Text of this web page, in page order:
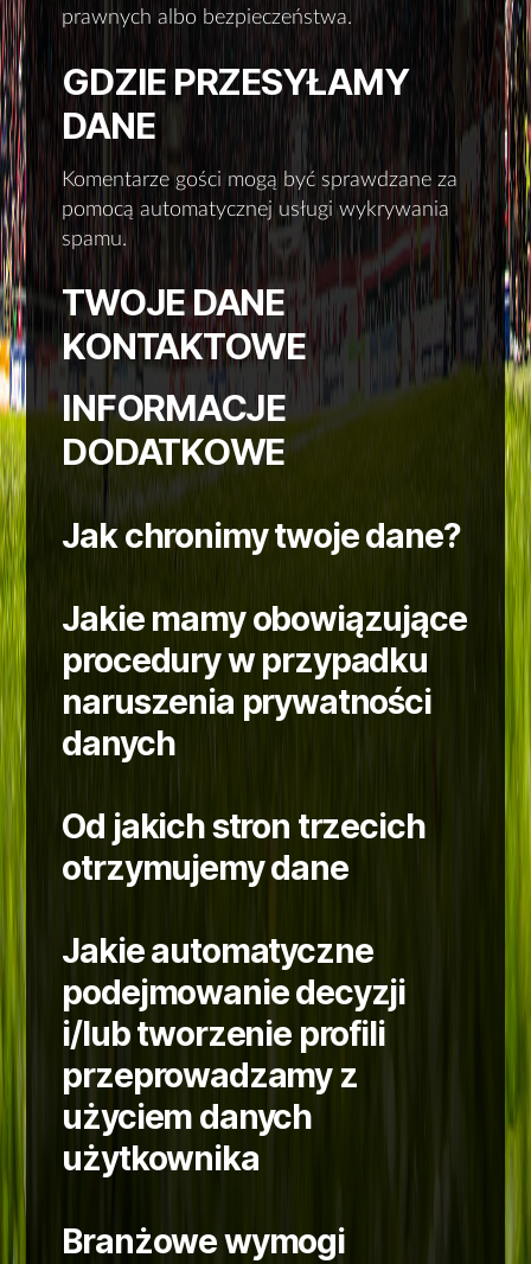
prawnych albo bezpieczeństwa.
GDZIE PRZESYŁAMY
DANE
Komentarze gości mogą być sprawdzane za
pomocą automatycznej usługi wykrywania
spamu.
TWOJE DANE
KONTAKTOWE
INFORMACJE
DODATKOWE
Jak chronimy twoje dane?
Jakie mamy obowiązujące
procedury w przypadku
naruszenia prywatności
danych
Od jakich stron trzecich
otrzymujemy dane
Jakie automatyczne
podejmowanie decyzji
i/lub tworzenie profili
przeprowadzamy z
użyciem danych
użytkownika
Branżowe wymogi